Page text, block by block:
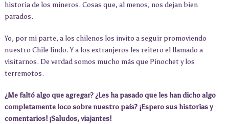
historia de los mineros. Cosas que, al menos, nos dejan bien
parados.
Yo, por mi parte, a los chilenos los invito a seguir promoviendo
nuestro Chile lindo. Y a los extranjeros les reitero el llamado a
visitarnos. De verdad somos mucho más que Pinochet y los
terremotos.
¿Me faltó algo que agregar? ¿Les ha pasado que les han dicho algo
completamente loco sobre nuestro país? ¡Espero sus historias y
comentarios! ¡Saludos, viajantes!